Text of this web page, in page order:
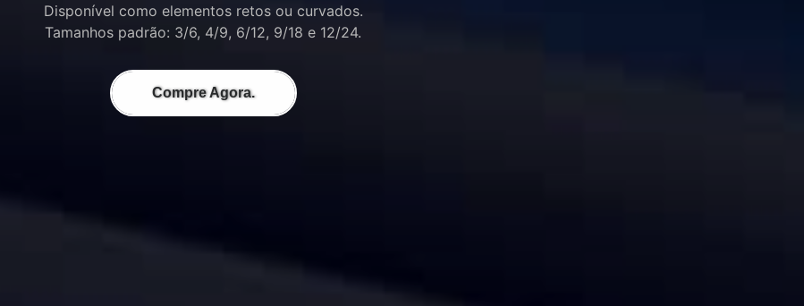
Disponível como elementos retos ou curvados.
Tamanhos padrão: 3/6, 4/9, 6/12, 9/18 e 12/24.
Compre Agora.